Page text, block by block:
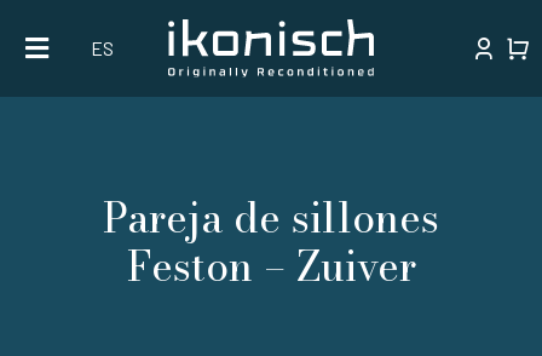
content
ES
Pareja de sillones
Feston – Zuiver